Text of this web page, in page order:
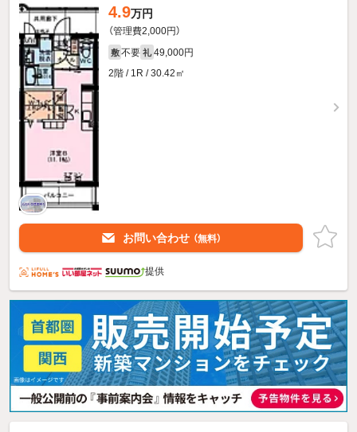
4.9万円
（管理費2,000円）
敷 不要 礼 49,000円
2階 / 1R / 30.42㎡
お問い合わせ （無料）
提供